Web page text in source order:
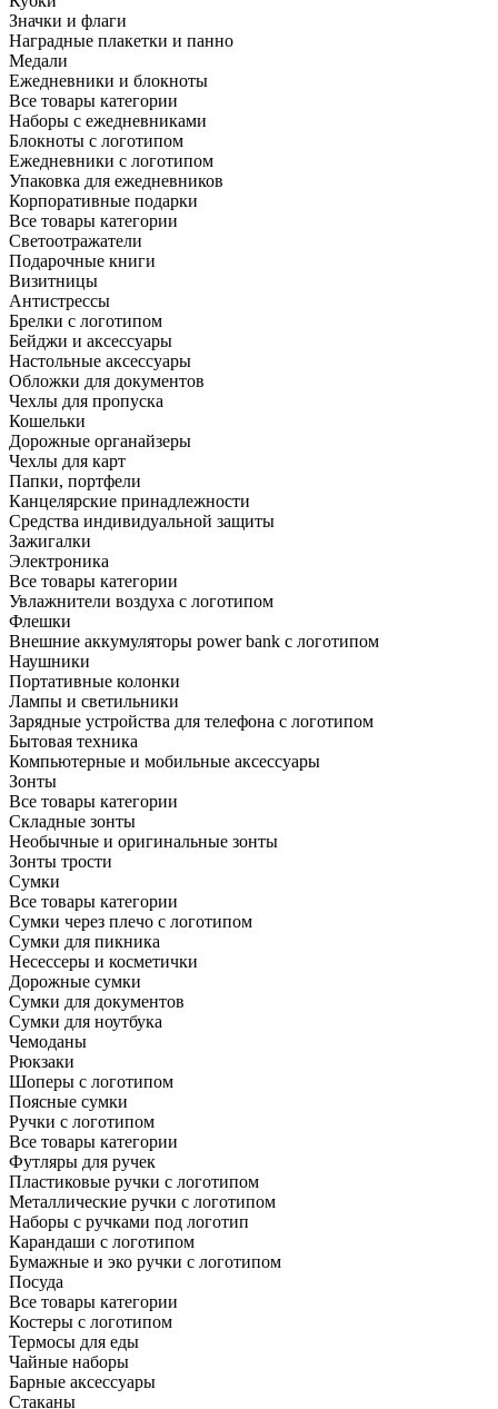
Значки и флаги
Наградные плакетки и панно
Медали
Ежедневники и блокноты
Все товары категории
Наборы с ежедневниками
Блокноты с логотипом
Ежедневники с логотипом
Упаковка для ежедневников
Корпоративные подарки
Все товары категории
Светоотражатели
Подарочные книги
Визитницы
Антистрессы
Брелки с логотипом
Бейджи и аксессуары
Настольные аксессуары
Обложки для документов
Чехлы для пропуска
Кошельки
Дорожные органайзеры
Чехлы для карт
Папки, портфели
Канцелярские принадлежности
Средства индивидуальной защиты
Зажигалки
Электроника
Все товары категории
Увлажнители воздуха с логотипом
Флешки
Внешние аккумуляторы power bank с логотипом
Наушники
Портативные колонки
Лампы и светильники
Зарядные устройства для телефона с логотипом
Бытовая техника
Компьютерные и мобильные аксессуары
Зонты
Все товары категории
Складные зонты
Необычные и оригинальные зонты
Зонты трости
Сумки
Все товары категории
Сумки через плечо с логотипом
Сумки для пикника
Несессеры и косметички
Дорожные сумки
Сумки для документов
Сумки для ноутбука
Чемоданы
Рюкзаки
Шоперы с логотипом
Поясные сумки
Ручки с логотипом
Все товары категории
Футляры для ручек
Пластиковые ручки с логотипом
Металлические ручки с логотипом
Наборы с ручками под логотип
Карандаши с логотипом
Бумажные и эко ручки с логотипом
Посуда
Все товары категории
Костеры с логотипом
Термосы для еды
Чайные наборы
Барные аксессуары
Стаканы